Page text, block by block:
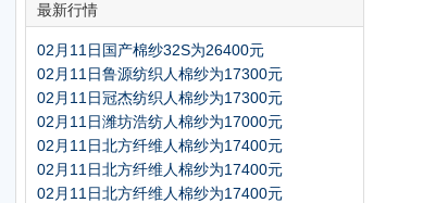
最新行情
02月11日国产棉纱32S为26400元
02月11日鲁源纺织人棉纱为17300元
02月11日冠杰纺织人棉纱为17300元
02月11日潍坊浩纺人棉纱为17000元
02月11日北方纤维人棉纱为17400元
02月11日北方纤维人棉纱为17400元
02月11日北方纤维人棉纱为17400元